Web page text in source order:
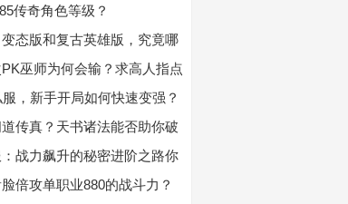
传奇角色等级？
态版和复古英雄版，究竟哪
巫师为何会输？求高人指点
，新手开局如何快速变强？
传真？天书诸法能否助你破
战力飙升的秘密进阶之路你
倍攻单职业880的战斗力？